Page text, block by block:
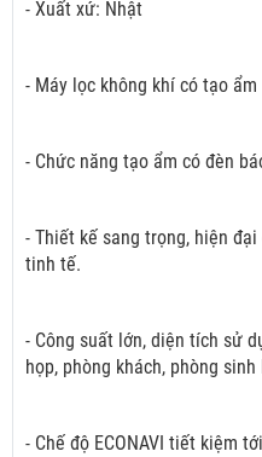
- Xuất xứ: Nhật
- Máy lọc không khí có tạo ẩm
- Chức năng tạo ẩm có đèn
- Thiết kế sang trọng, hiện
tinh tế.
- Công suất lớn, diện tích sử
họp, phòng khách, phòng
- Chế độ ECONAVI tiết kiệm